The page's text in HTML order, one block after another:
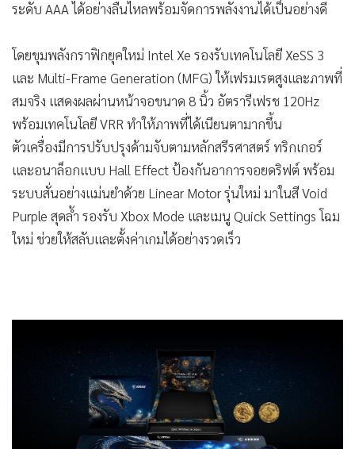
• เกม
• SMEs
• หุ้น
• อินโดจีน
• กองทุนรวม
• Celeb Online
Factcheck
•
News1
MSI เผยโฉมผลิตภัณฑ์ใหม่ในงาน COMPUTEX 2026 นำโดย
Claw 8 EX AI+ เครื่องเล่นเกมพกพารุ่นแรกของโลกที่ขับเคลื่อน
ด้วยโปรเซสเซอร์เฉพาะจาก Intel พร้อมด้วย Titan 18 HX
Dragon Edition Draco Epic โน้ตบุ๊กเกมมิ่งระดับเรือธงรุ่นลิมิ